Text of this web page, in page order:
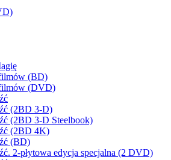
(BD)
filmów (DVD)
(2BD 3-D)
(2BD 3-D Steelbook)
(2BD 4K)
(BD)
2-płytowa edycja specjalna (2 DVD)